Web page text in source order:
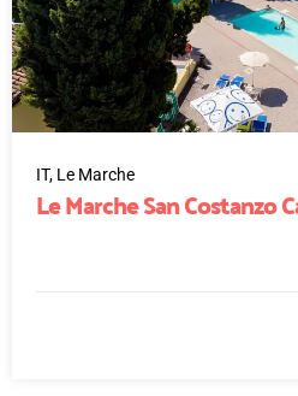
IT, Le Marche
Le Marche San Costanzo